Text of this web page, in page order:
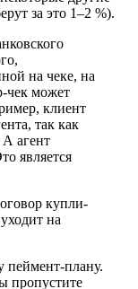
за это 1–2 %).
на чеке, на
чек может
клиент
так как
А агент
является
купли-
на
пеймент-плану.
пропустите